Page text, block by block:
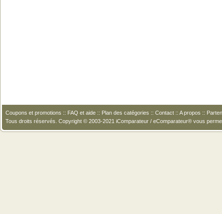
Coupons et promotions :: FAQ et aide :: Plan des catégories :: Contact :: A propos ::
Tous droits réservés. Copyright © 2003-2021 iComparateur / eComparateur® vous